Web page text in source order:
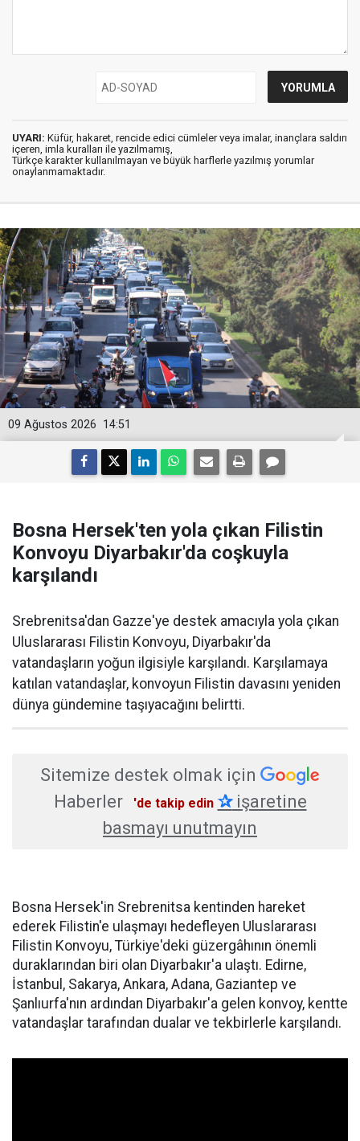
UYARI: Küfür, hakaret, rencide edici cümleler veya imalar, inançlara saldırı
içeren, imla kuralları ile yazılmamış,
Türkçe karakter kullanılmayan ve büyük harflerle yazılmış yorumlar
onaylanmamaktadır.
14:51
09 Ağustos 2026
Bosna Hersek'ten yola çıkan Filistin
Konvoyu Diyarbakır'da coşkuyla
karşılandı
Srebrenitsa'dan Gazze'ye destek amacıyla yola çıkan
Uluslararası Filistin Konvoyu, Diyarbakır'da
vatandaşların yoğun ilgisiyle karşılandı. Karşılamaya
katılan vatandaşlar, konvoyun Filistin davasını yeniden
dünya gündemine taşıyacağını belirtti.
Sitemize destek olmak için
Haberler
'de takip edin ✰işaretine
basmayı unutmayın
Bosna Hersek'in Srebrenitsa kentinden hareket
ederek Filistin'e ulaşmayı hedefleyen Uluslararası
Filistin Konvoyu, Türkiye'deki güzergâhının önemli
duraklarından biri olan Diyarbakır'a ulaştı. Edirne,
İstanbul, Sakarya, Ankara, Adana, Gaziantep ve
Şanlıurfa'nın ardından Diyarbakır'a gelen konvoy, kentte
vatandaşlar tarafından dualar ve tekbirlerle karşılandı.